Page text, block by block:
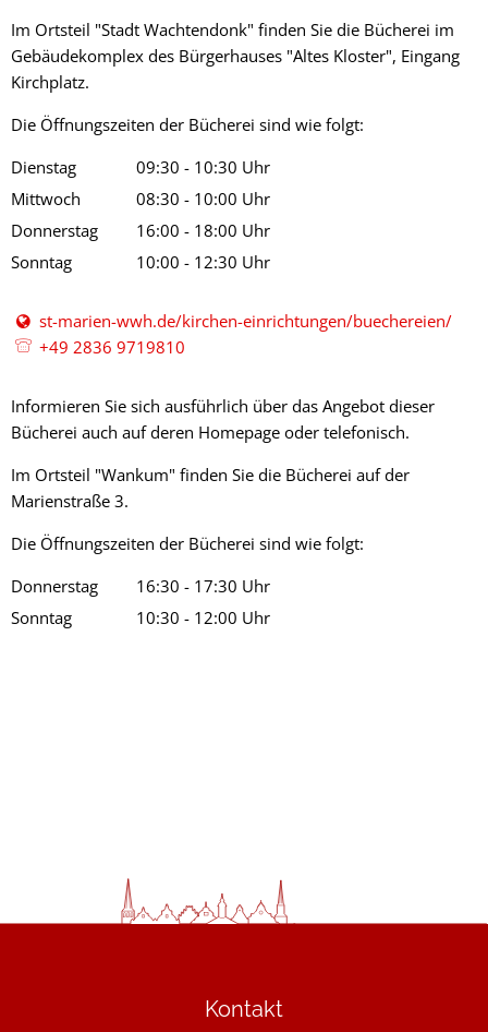
Im Ortsteil "Stadt Wachtendonk" finden Sie die Bücherei im
Gebäudekomplex des Bürgerhauses "Altes Kloster", Eingang
Kirchplatz.
Die Öffnungszeiten der Bücherei sind wie folgt:
Dienstag
09:30 - 10:30 Uhr
Von 09:30 bis 10:30 Uhr
Mittwoch 08:30 - 10:00 Uhr
Von 08:30 bis 10:00 Uhr
Donnerstag 16:00 - 18:00 Uhr
Von 16:00 bis 18:00 Uhr
Sonntag 10:00 - 12:30 Uhr
st-marien-wwh.de/kirchen-einrichtungen/buechereien/
+49 2836 9719810
Informieren Sie sich ausführlich über das Angebot dieser
Bücherei auch auf deren Homepage oder telefonisch.
Im Ortsteil "Wankum" finden Sie die Bücherei auf der
Marienstraße 3.
Die Öffnungszeiten der Bücherei sind wie folgt:
Donnerstag
16:30 - 17:30 Uhr
Von 16:30 bis 17:30 Uhr
Sonntag 10:30 - 12:00 Uhr
Kontakt